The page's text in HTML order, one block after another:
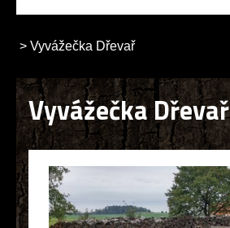
> Vyvážečka Dřevař
Vyvážečka Dřevař